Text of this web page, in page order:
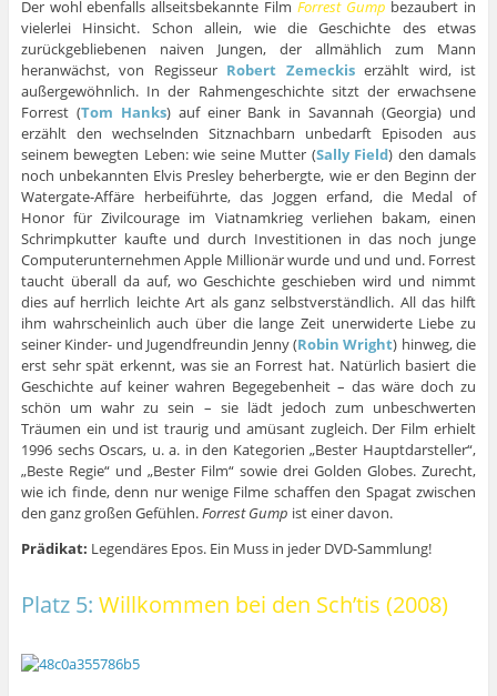
Der wohl ebenfalls allseitsbekannte Film Forrest Gump bezaubert in
vielerlei Hinsicht. Schon allein, wie die Geschichte des etwas
zurückgebliebenen naiven Jungen, der allmählich zum Mann
heranwächst, von Regisseur Robert Zemeckiserzählt wird, ist
außergewöhnlich. In der Rahmengeschichte sitzt der erwachsene
Forrest (Tom Hanks) auf einer Bank in Savannah (Georgia) und
erzählt den wechselnden Sitznachbarn unbedarft Episoden aus
seinem bewegten Leben: wie seine Mutter (Sally Field) den damals
noch unbekannten Elvis Presley beherbergte, wie er den Beginn der
Watergate-Affäre herbeiführte, das Joggen erfand, die Medal of
Honor für Zivilcourage im Viatnamkrieg verliehen bakam, einen
Schrimpkutter kaufte und durch Investitionen in das noch junge
Computerunternehmen Apple Millionär wurde und und und. Forrest
taucht überall da auf, wo Geschichte geschieben wird und nimmt
dies auf herrlich leichte Art als ganz selbstverständlich. All das hilft
ihm wahrscheinlich auch über die lange Zeit unerwiderte Liebe zu
seiner Kinder- und Jugendfreundin Jenny (Robin Wright) hinweg, die
erst sehr spät erkennt, was sie an Forrest hat. Natürlich basiert die
Geschichte auf keiner wahren Begegebenheit – das wäre doch zu
schön um wahr zu sein – sie lädt jedoch zum unbeschwerten
Träumen ein und ist traurig und amüsant zugleich. Der Film erhielt
1996 sechs Oscars, u. a. in den Kategorien „Bester Hauptdarsteller“,
„Beste Regie“ und „Bester Film“ sowie drei Golden Globes. Zurecht,
wie ich finde, denn nur wenige Filme schaffen den Spagat zwischen
den ganz großen Gefühlen.Forrest Gump ist einer davon.
Prädikat: Legendäres Epos. Ein Muss in jeder DVD-Sammlung!
Platz 5: Willkommen bei den Sch’tis (2008)